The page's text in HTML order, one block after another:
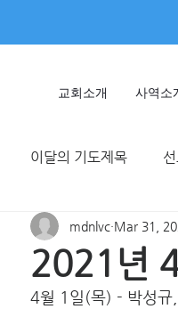
교회소개 사역소
이달의 기도제목
불가리아 | 터키
EWC 대한민국
2021년
mdnlvc Mar 31,
4월 1일(목) - 박성규